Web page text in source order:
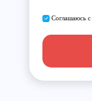
Соглашаюсь с